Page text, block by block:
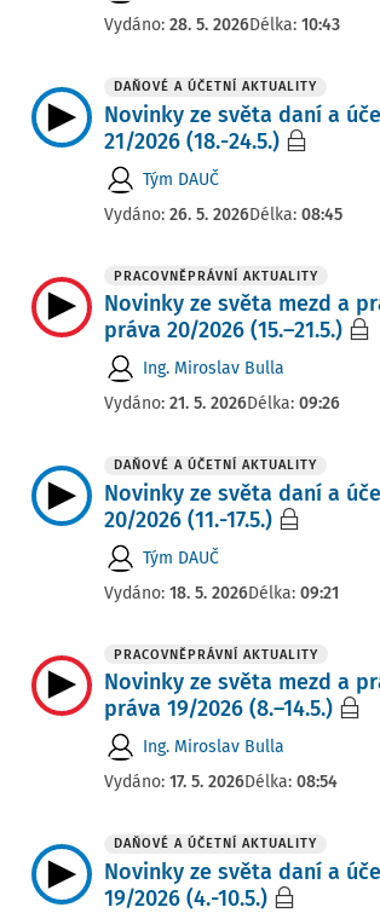
Vydáno: 28. 5. 2026Délka: 10:43
DAŇOVÉ A ÚČETNÍ AKTUALITY
Novinky ze světa daní a
21/2026 (18.-24.5.)
Tým DAUČ
Vydáno: 26. 5. 2026Délka: 08:45
PRACOVNĚPRÁVNÍ AKTUALITY
Novinky ze světa mezd a
práva 20/2026 (15.–21.5.)
Ing. Miroslav Bulla
Vydáno: 21. 5. 2026Délka: 09:26
DAŇOVÉ A ÚČETNÍ AKTUALITY
Novinky ze světa daní a
20/2026 (11.-17.5.)
Tým DAUČ
Vydáno: 18. 5. 2026Délka: 09:21
PRACOVNĚPRÁVNÍ AKTUALITY
Novinky ze světa mezd a
práva 19/2026 (8.–14.5.)
Ing. Miroslav Bulla
Vydáno: 17. 5. 2026Délka: 08:54
DAŇOVÉ A ÚČETNÍ AKTUALITY
Novinky ze světa daní a
19/2026 (4.-10.5.)